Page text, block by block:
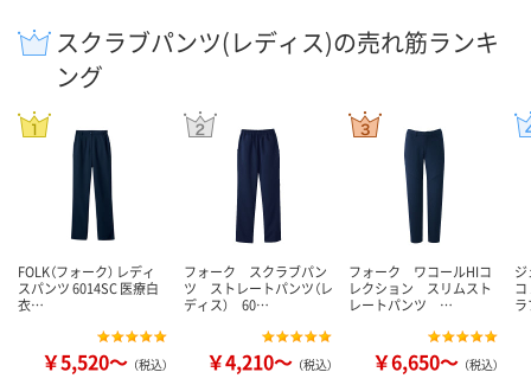
スクラブパンツ(レディス)の売れ筋ランキ
ング
FOLK（フォーク） レディ
スパンツ 6014SC 医療白
衣…
￥5,520～ （税込）
フォーク スクラブパン
ツ ストレートパンツ（レ
ディス） 60…
￥4,210～ （税込）
フォーク ワコールHIコ
レクション スリムスト
レートパンツ …
￥6,650～ （税込）
コ